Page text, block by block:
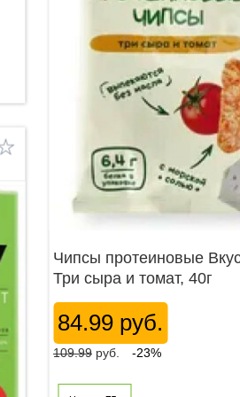
Чипсы протеиновые
Три сыра и томат, 40г
84.99 руб.
109.99 руб. -23%